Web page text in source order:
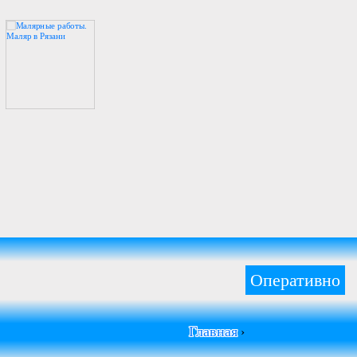
Оперативно
Главная›